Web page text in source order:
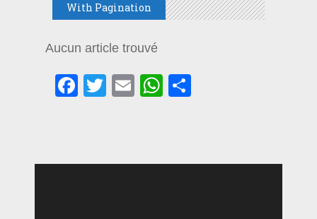
With Pagination
Aucun article trouvé
Facebook
Twitter
EmailWhatsApp